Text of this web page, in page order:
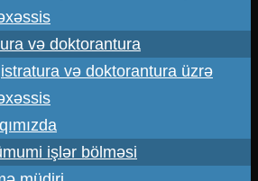
və doktorantura
və doktorantura üzrə
işlər bölməsi